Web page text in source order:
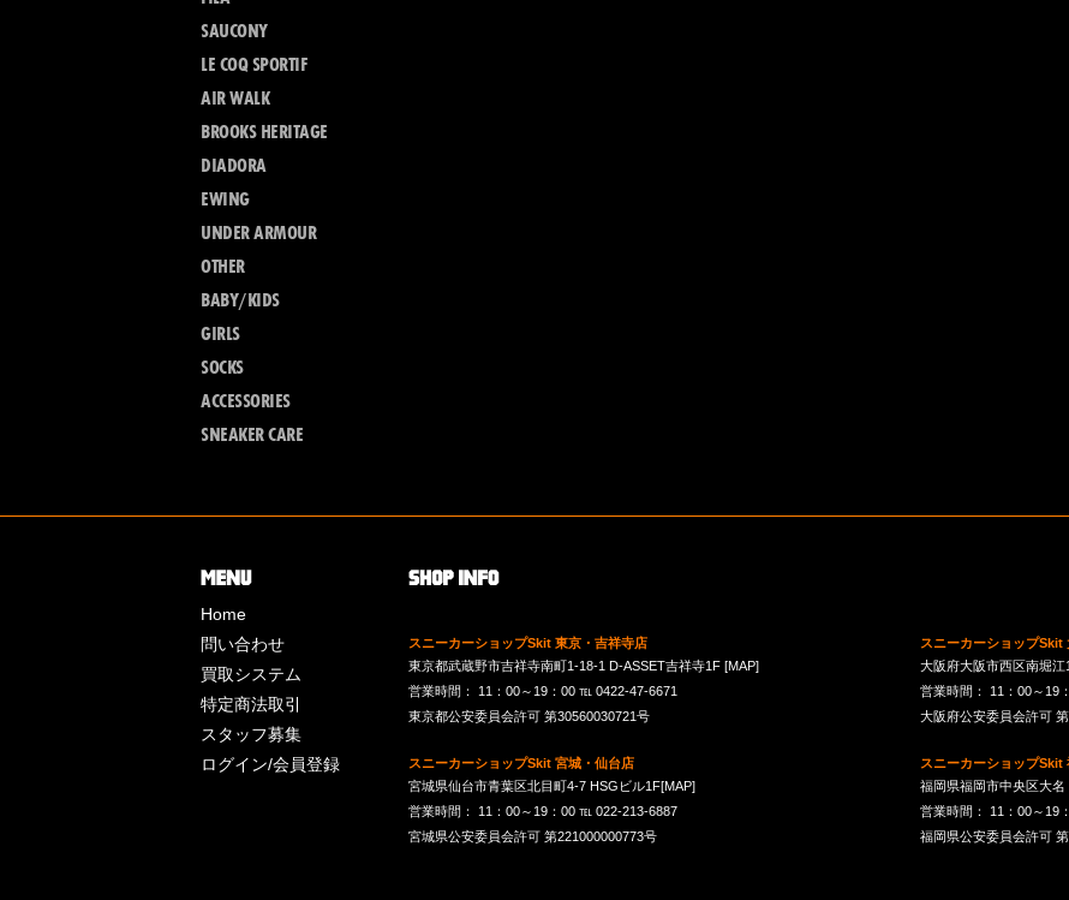
SAUCONY
LE COQ SPORTIF
AIR WALK
BROOKS HERITAGE
DIADORA
EWING
UNDER ARMOUR
OTHER
BABY/KIDS
GIRLS
SOCKS
ACCESSORIES
SNEAKER CARE
Home
問い合わせ
買取システム
特定商法取引
スタッフ募集
ログイン/会員登録
スニーカーショップSkit 東京・吉祥寺店
東京都武蔵野市吉祥寺南町1-18-1 D-ASSET吉祥寺1F [MAP]
営業時間： 11：00～19：00 ℡ 0422-47-6671
東京都公安委員会許可 第30560030721号
スニーカーショップSkit
大阪府大阪市西区南堀
営業時間： 11：00～19
大阪府公安委員会許可
スニーカーショップSkit 宮城・仙台店
宮城県仙台市青葉区北目町4-7 HSGビル1F[MAP]
営業時間： 11：00～19：00 ℡ 022-213-6887
宮城県公安委員会許可 第221000000773号
スニーカーショップSkit
福岡県福岡市中央区大
営業時間： 11：00～19
福岡県公安委員会許可